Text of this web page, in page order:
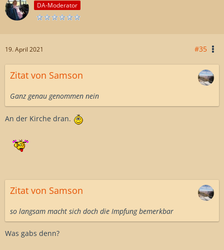
DA-Moderator
19. April 2021 #35
Zitat von Samson
Ganz genau genommen nein
An der Kirche dran.
Zitat von Samson
so langsam macht sich doch die Impfung bemerkbar
Was gabs denn?